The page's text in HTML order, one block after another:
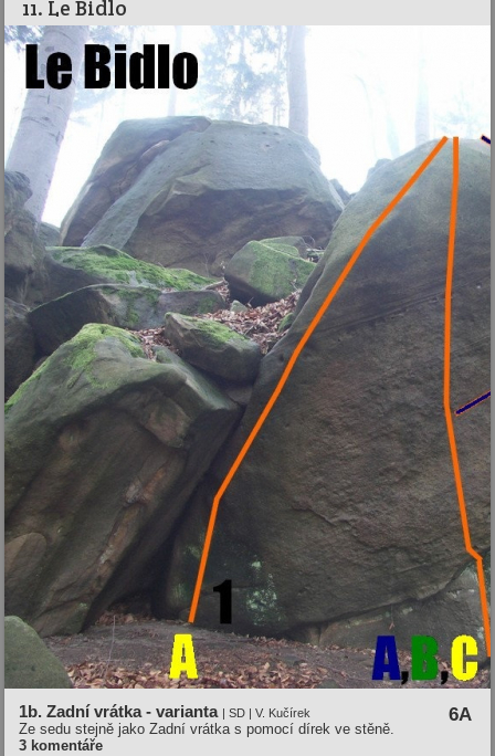
11. Le Bidlo
1b. Zadní vrátka - varianta | SD | V. Kučírek 6A
Ze sedu stejně jako Zadní vrátka s pomocí dírek ve stěně.
3 komentáře